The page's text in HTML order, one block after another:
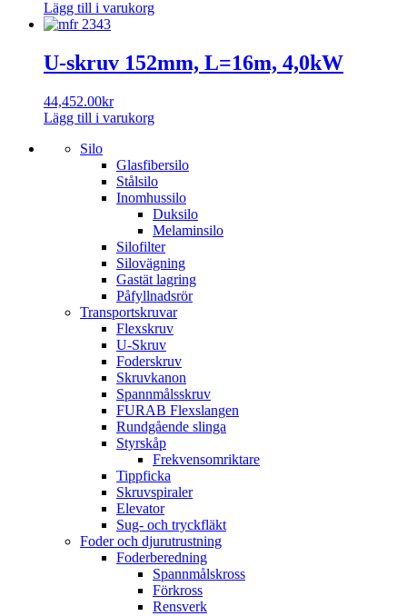
Lägg till i varukorg
U-skruv 152mm, L=16m, 4,0kW
44,452.00kr
Lägg till i varukorg
Silo
Glasfibersilo
Stålsilo
Inomhussilo
Duksilo
Melaminsilo
Silofilter
Silovägning
Gastät lagring
Påfyllnadsrör
Transportskruvar
Flexskruv
U-Skruv
Foderskruv
Skruvkanon
Spannmålsskruv
FURAB Flexslangen
Rundgående slinga
Styrskåp
Frekvensomriktare
Tippficka
Skruvspiraler
Elevator
Sug- och tryckfläkt
Foder och djurutrustning
Foderberedning
Spannmålskross
Förkross
Rensverk